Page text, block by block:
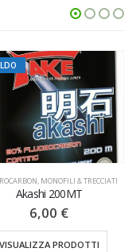
FLUOROCARBON,MONOFILI &
Big Catch
8,00
VISUALIZZA